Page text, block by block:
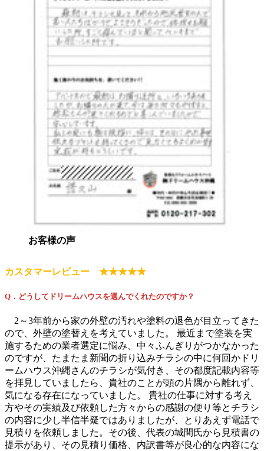
お客様の声
カスタマーレビュー ★★★★★
Q．どうしてドリームハウスを選んでくれたのですか？
2～3年前から家の外壁の汚れや塗料の退色が目立ってきた
ので、外壁の塗替えを考えていました。 最近まで塗装を実
施するための業者選定に悩み、中々ふんぎりがつかなかった
のですが、たまたま新聞の折り込みチラシの中に何回かドリ
ームハウス沖縄さんのチラシが気付き、その都度記載内容等
を拝見していましたら、貴社のことが頭の片隅から離れず、
気になる存在になっていました。 貴社の仕事に対する考え
方やその実績及び依頼した方々からの感謝の便り等とチラシ
の内容に少し半信半疑ではありましたが、とりあえず電話で
見積りを依頼しました。その後、代表の城間氏から見積書の
提示があり、その見積り価格、内訳書等が良心的な内容にな